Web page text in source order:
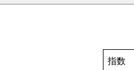
指数